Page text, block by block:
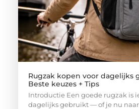
Rugzak kopen voor dagelijks
Beste keuzes + Tips
Introductie Een goede rugzak is
dagelijks gebruikt — of je nu